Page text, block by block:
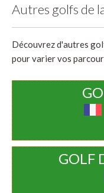
Autres golfs de
Découvrez d'autres
pour varier vos
GOLF